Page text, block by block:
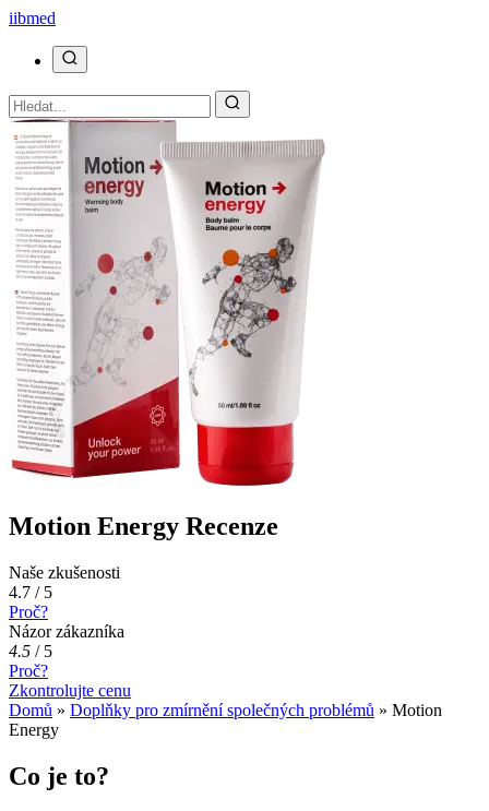
iibmed
Motion Energy Recenze
Naše zkušenosti
4.7 / 5
Proč?
Názor zákazníka
4.5 / 5
Proč?
Zkontrolujte cenu
Domů » Doplňky pro zmírnění společných problémů » Motion
Energy
Co je to?